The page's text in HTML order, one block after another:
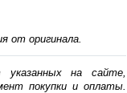
от оригинала.
указанных на сайте,
покупки и оплаты.